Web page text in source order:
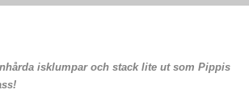
isklumpar och stack lite ut som Pippis